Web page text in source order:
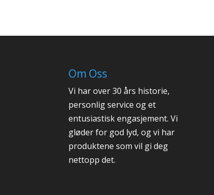
Om Oss
Vi har over 30 års historie,
personlig service og et
entusiastisk engasjement. Vi
gløder for god lyd, og vi har
produktene som vil gi deg
nettopp det.